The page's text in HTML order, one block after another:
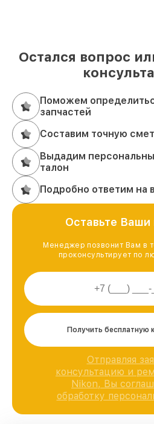
Остался вопрос
Поможем
запчастей
Составим точную
Выдадим
талон
Подробно ответим на
Оставьте Ваши
Менеджер позвонит Вам в
проконсультирует по
Получить бесплатную
Отправляя
консультацию и
Nikon, Вы
обработку